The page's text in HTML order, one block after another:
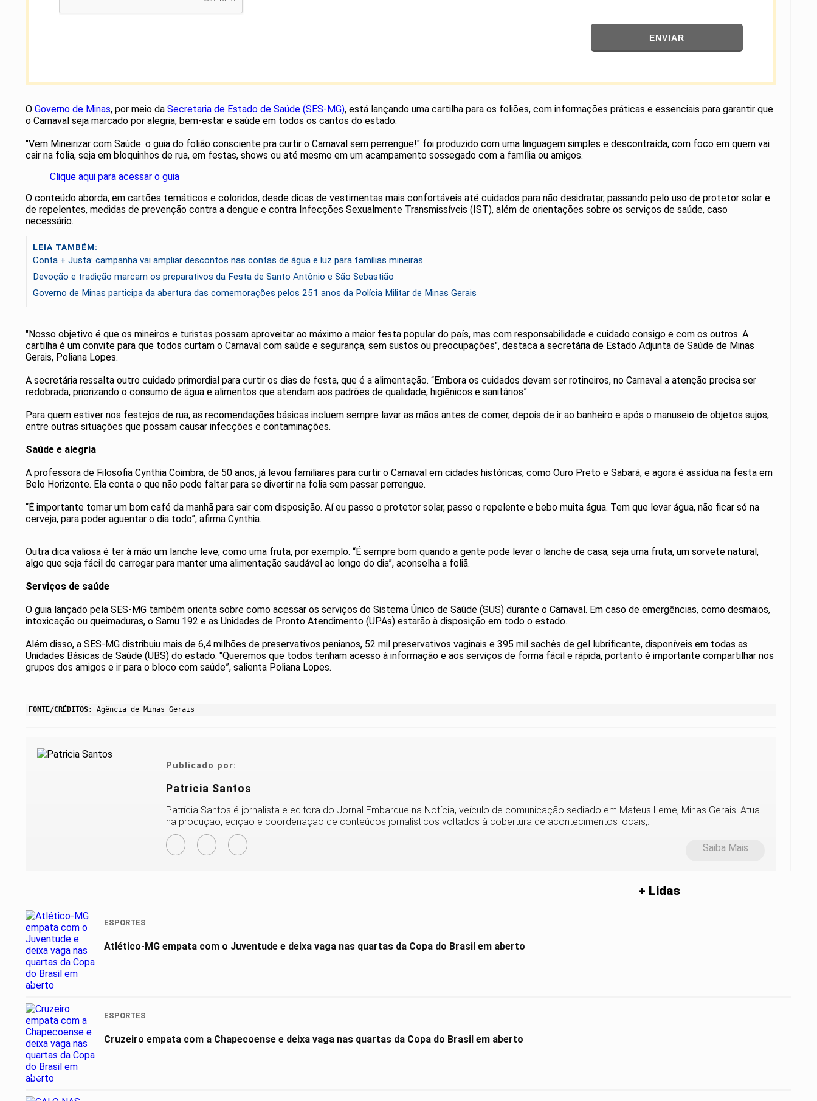
ENVIAR
O Governo de Minas, por meio da Secretaria de Estado de Saúde (SES-MG), está lançando uma cartilha para os foliões, com informações práticas e essenciais para garantir que
o Carnaval seja marcado por alegria, bem-estar e saúde em todos os cantos do estado.
"Vem Mineirizar com Saúde: o guia do folião consciente pra curtir o Carnaval sem perrengue!" foi produzido com uma linguagem simples e descontraída, com foco em quem vai
cair na folia, seja em bloquinhos de rua, em festas, shows ou até mesmo em um acampamento sossegado com a família ou amigos.
Clique aqui para acessar o guia
O conteúdo aborda, em cartões temáticos e coloridos, desde dicas de vestimentas mais confortáveis até cuidados para não desidratar, passando pelo uso de protetor solar e
de repelentes, medidas de prevenção contra a dengue e contra Infecções Sexualmente Transmissíveis (IST), além de orientações sobre os serviços de saúde, caso
necessário.
LEIA TAMBÉM:
Conta + Justa: campanha vai ampliar descontos nas contas de água e luz para famílias mineiras
Devoção e tradição marcam os preparativos da Festa de Santo Antônio e São Sebastião
Governo de Minas participa da abertura das comemorações pelos 251 anos da Polícia Militar de Minas Gerais
"Nosso objetivo é que os mineiros e turistas possam aproveitar ao máximo a maior festa popular do país, mas com responsabilidade e cuidado consigo e com os outros. A
cartilha é um convite para que todos curtam o Carnaval com saúde e segurança, sem sustos ou preocupações", destaca a secretária de Estado Adjunta de Saúde de Minas
Gerais, Poliana Lopes.
A secretária ressalta outro cuidado primordial para curtir os dias de festa, que é a alimentação. “Embora os cuidados devam ser rotineiros, no Carnaval a atenção precisa ser
redobrada, priorizando o consumo de água e alimentos que atendam aos padrões de qualidade, higiênicos e sanitários”.
Para quem estiver nos festejos de rua, as recomendações básicas incluem sempre lavar as mãos antes de comer, depois de ir ao banheiro e após o manuseio de objetos sujos,
entre outras situações que possam causar infecções e contaminações.
Saúde e alegria
A professora de Filosofia Cynthia Coimbra, de 50 anos, já levou familiares para curtir o Carnaval em cidades históricas, como Ouro Preto e Sabará, e agora é assídua na festa em
Belo Horizonte. Ela conta o que não pode faltar para se divertir na folia sem passar perrengue.
“É importante tomar um bom café da manhã para sair com disposição. Aí eu passo o protetor solar, passo o repelente e bebo muita água. Tem que levar água, não ficar só na
cerveja, para poder aguentar o dia todo”, afirma Cynthia.
Outra dica valiosa é ter à mão um lanche leve, como uma fruta, por exemplo. “É sempre bom quando a gente pode levar o lanche de casa, seja uma fruta, um sorvete natural,
algo que seja fácil de carregar para manter uma alimentação saudável ao longo do dia”, aconselha a foliã.
Serviços de saúde
O guia lançado pela SES-MG também orienta sobre como acessar os serviços do Sistema Único de Saúde (SUS) durante o Carnaval. Em caso de emergências, como desmaios,
intoxicação ou queimaduras, o Samu 192 e as Unidades de Pronto Atendimento (UPAs) estarão à disposição em todo o estado.
Além disso, a SES-MG distribuiu mais de 6,4 milhões de preservativos penianos, 52 mil preservativos vaginais e 395 mil sachês de gel lubrificante, disponíveis em todas as
Unidades Básicas de Saúde (UBS) do estado. "Queremos que todos tenham acesso à informação e aos serviços de forma fácil e rápida, portanto é importante compartilhar nos
grupos dos amigos e ir para o bloco com saúde”, salienta Poliana Lopes.
FONTE/CRÉDITOS: Agência de Minas Gerais
Publicado por:
Patricia Santos
Patrícia Santos é jornalista e editora do Jornal Embarque na Notícia, veículo de comunicação sediado em Mateus Leme, Minas Gerais. Atua
na produção, edição e coordenação de conteúdos jornalísticos voltados à cobertura de acontecimentos locais,...
Saiba Mais
+ Lidas
01
ESPORTES
Atlético-MG empata com o Juventude e deixa vaga nas quartas da Copa do Brasil em aberto
02
ESPORTES
Cruzeiro empata com a Chapecoense e deixa vaga nas quartas da Copa do Brasil em aberto